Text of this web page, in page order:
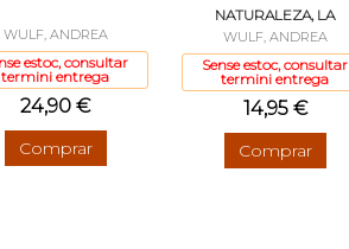
WULF, ANDREA
estoc, consultar
termini entrega
24,90 €
Comprar
NATURALEZA, LA
WULF, ANDREA
Sense estoc, consultar
termini entrega
14,95 €
Comprar